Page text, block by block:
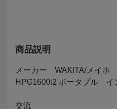
商品説明